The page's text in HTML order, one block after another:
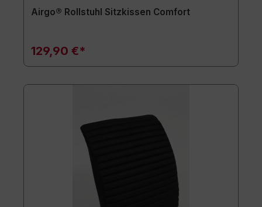
Airgo® Rollstuhl Sitzkissen Comfort
129,90 €*